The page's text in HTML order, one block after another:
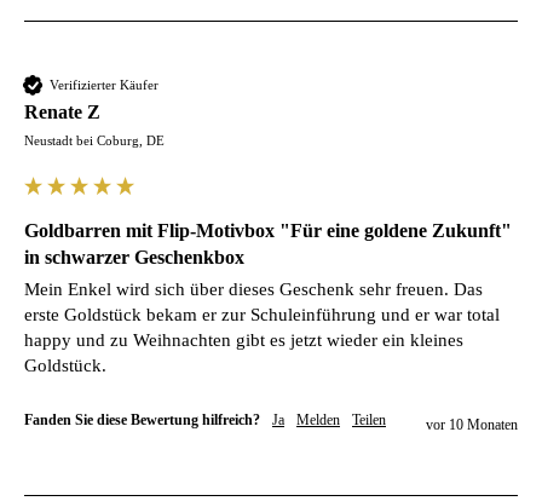
Verifizierter Käufer
Renate Z
Neustadt bei Coburg, DE
Goldbarren mit Flip-Motivbox "Für eine goldene Zukunft"
in schwarzer Geschenkbox
Mein Enkel wird sich über dieses Geschenk sehr freuen. Das
erste Goldstück bekam er zur Schuleinführung und er war total
happy und zu Weihnachten gibt es jetzt wieder ein kleines
Goldstück.
Fanden Sie diese Bewertung hilfreich? Ja Melden Teilen vor 10 Monaten